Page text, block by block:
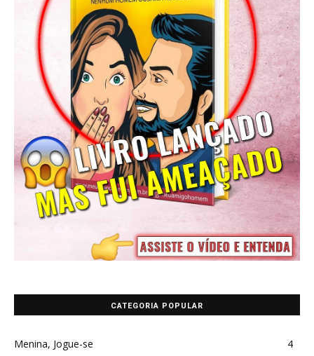
CATEGORIA POPULAR
Menina, Jogue-se 4